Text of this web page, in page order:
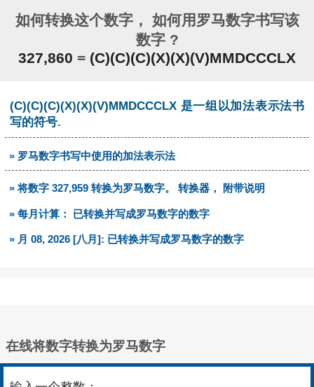
如何转换这个数字， 如何用罗马数字书写该
数字 ?
327,860 = (C)(C)(C)(X)(X)(V)MMDCCCLX
(C)(C)(C)(X)(X)(V)MMDCCCLX 是一组以加法表示法书
写的符号.
» 罗马数字书写中使用的加法表示法
» 将数字 327,959 转换为罗马数字。 转换器， 附带说明
» 每月计算： 已转换并写成罗马数字的数字
» 月 08, 2026 [八月]: 已转换并写成罗马数字的数字
在线将数字转换为罗马数字